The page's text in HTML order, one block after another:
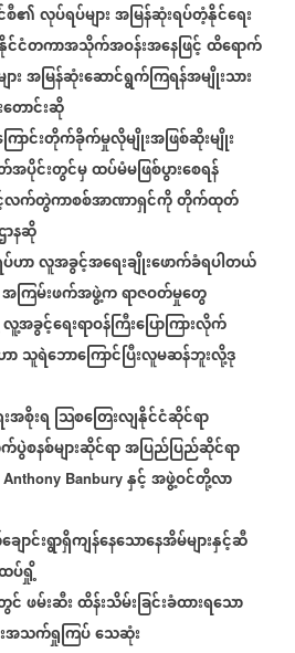
စီ၏လုပ်ရပ်များအမြန်ဆုံးရပ်တံ့နိုင်ရေး
င်ငံတကာအသိုက်အဝန်းအနေဖြင့်ထိရောက်
းအမြန်ဆုံးဆောင်ရွက်ကြရန်အမျိုးသား
ောင်းဆို
ောင်းတိုက်ခိုက်မှုလိုမျိုးအဖြစ်ဆိုးမျိုး
ပိုင်းတွင်မှထပ်မံမဖြစ်ပွားစေရန်
လက်တွဲကာစစ်အာဏာရှင်ကိုတိုက်ထုတ်
ာနဆို
ပ်ဟာလူအခွင့်အရေးချိုးဖောက်ခံရပါတယ်
အကြမ်းဖက်အဖွဲ့ကရာဇဝတ်မှုတွေ
လူ့အခွင့်ရေးရာဝန်ကြီးပြောကြားလိုက်
ာသူရဲဘောကြောင်ပြီးလူမဆန်ဘူးလို့ဒု
အစိုးရ သြစတြေးလျနိုင်ငံဆိုင်ရာ
စနစ်များဆိုင်ရာအပြည်ပြည်ဆိုင်ရာ
Banbury နှင့်အဖွဲ့ဝင်တို့လာ
ျောင်းရွာရှိကျန်နေသောနေအိမ်များနှင့်ဆီ
ပ်ရှို့
င်ဖမ်းဆီးထိန်းသိမ်းခြင်းခံထားရသော
းအသက်ရှုကြပ်သေဆုံး